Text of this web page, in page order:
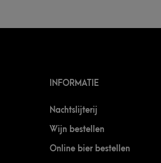
INFORMATIE
Nachtslijterij
Wijn bestellen
Online bier bestellen